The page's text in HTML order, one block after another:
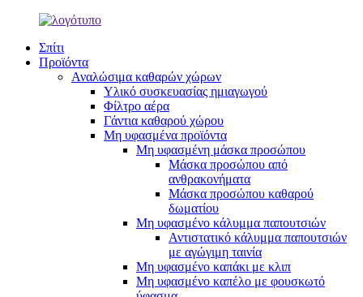
Σπίτι
Προϊόντα
Αναλώσιμα καθαρών χώρων
Υλικό συσκευασίας ημιαγωγού
Φίλτρο αέρα
Γάντια καθαρού χώρου
Μη υφασμένα προϊόντα
Μη υφασμένη μάσκα προσώπου
Μάσκα προσώπου από
ανθρακονήματα
Μάσκα προσώπου καθαρού
δωματίου
Μη υφασμένο κάλυμμα παπουτσιών
Αντιστατικό κάλυμμα παπουτσιών
με αγώγιμη ταινία
Μη υφασμένο καπάκι με κλιπ
Μη υφασμένο καπέλο με φουσκωτό